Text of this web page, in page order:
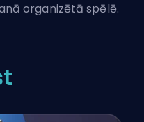
organizētā spēlē.